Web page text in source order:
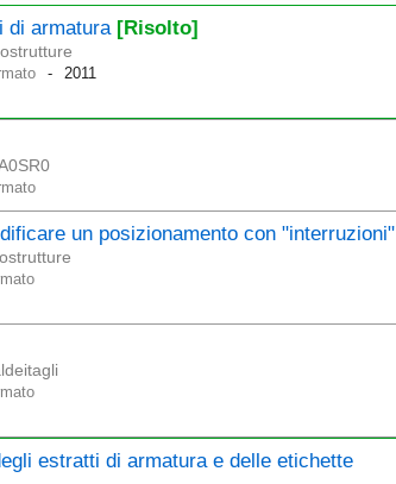
di armatura [Risolto]
2011
un posizionamento con "interruzioni"
estratti di armatura e delle etichette